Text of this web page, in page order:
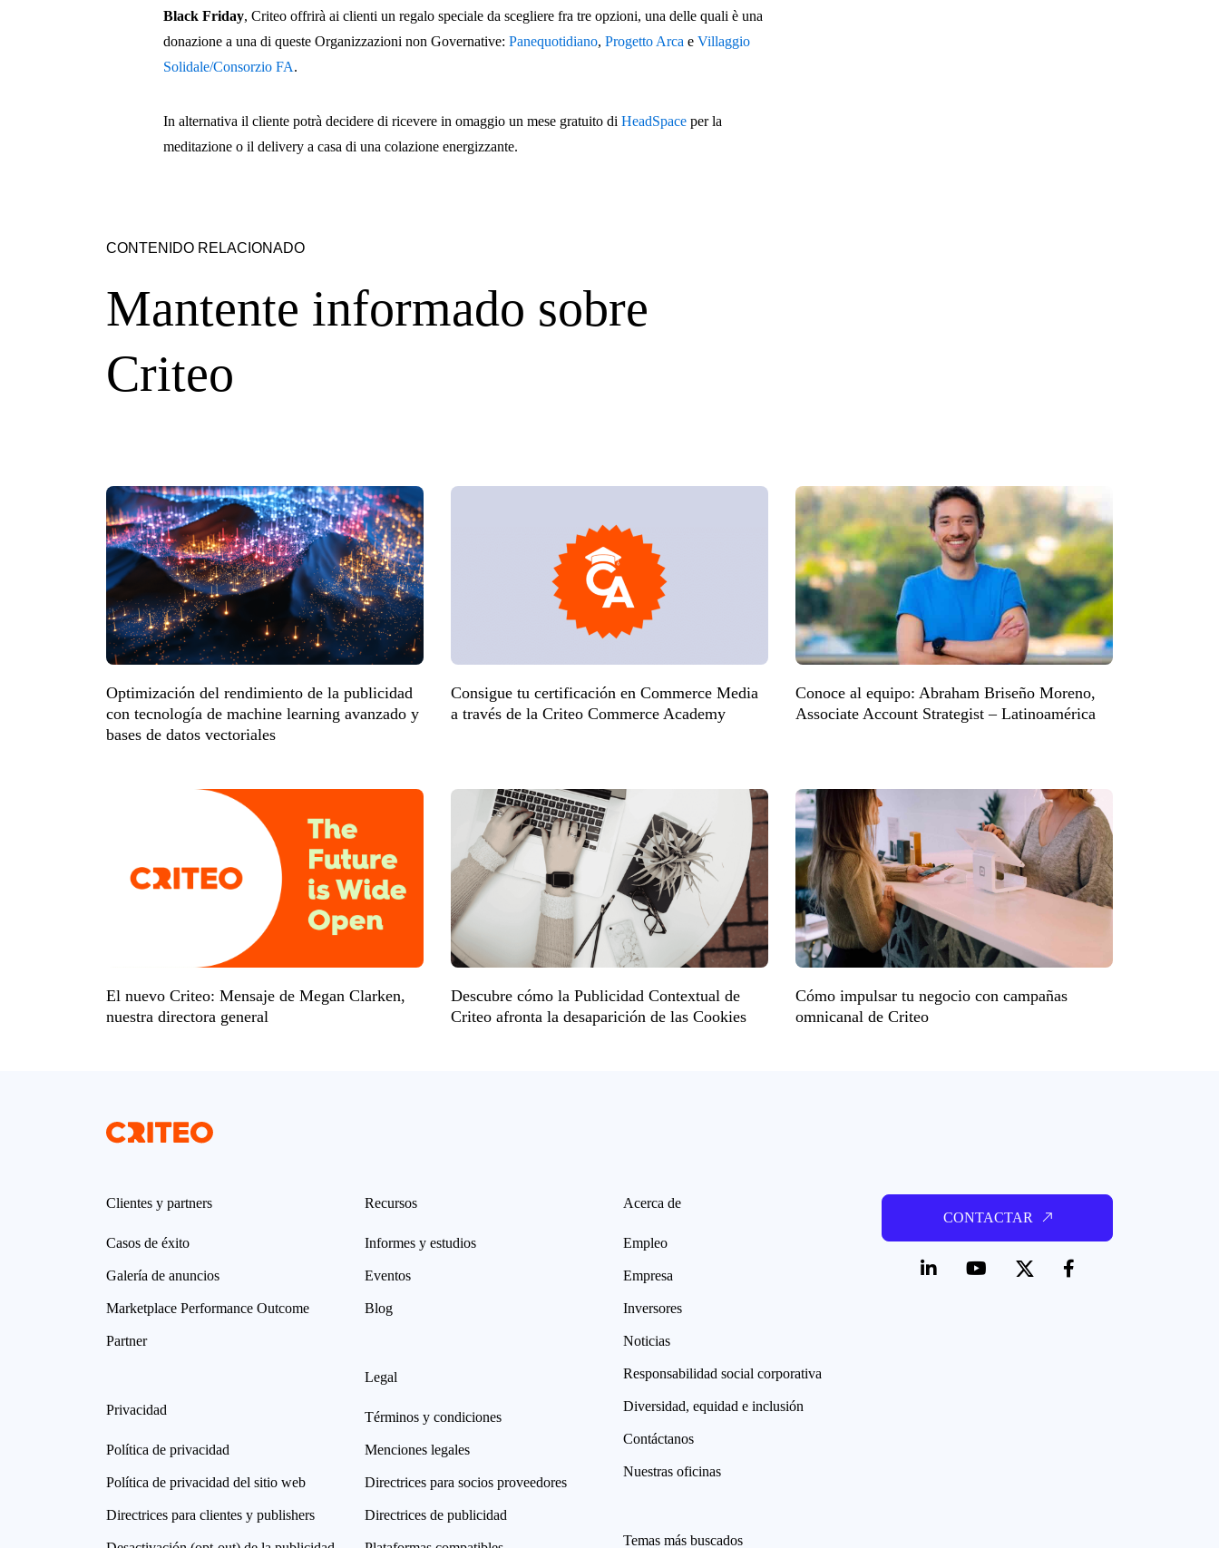
Black Friday, Criteo offrirà ai clienti un regalo speciale da scegliere fra tre opzioni, una delle quali è una
donazione a una di queste Organizzazioni non Governative:Panequotidiano,Progetto Arca eVillaggio
Solidale/Consorzio FA.
In alternativa il cliente potrà decidere di ricevere in omaggio un mese gratuito diHeadSpace per la
meditazione o il delivery a casa di una colazione energizzante.
CONTENIDO RELACIONADO
Mantente informado sobre
Criteo
Optimización del rendimiento de la publicidad
con tecnología de machine learning avanzado y
bases de datos vectoriales
Consigue tu certificación en Commerce Media
a través de la Criteo Commerce Academy
Conoce al equipo: Abraham Briseño Moreno,
Associate Account Strategist – Latinoamérica
El nuevo Criteo: Mensaje de Megan Clarken,
nuestra directora general
Descubre cómo la Publicidad Contextual de
Criteo afronta la desaparición de las Cookies
Cómo impulsar tu negocio con campañas
omnicanal de Criteo
Clientes y partners
Casos de éxito
Galería de anuncios
Marketplace Performance Outcome
Partner
Privacidad
Política de privacidad
Política de privacidad del sitio web
Directrices para clientes y publishers
Recursos
Informes y estudios
Eventos
Blog
Legal
Términos y condiciones
Menciones legales
Directrices para socios proveedores
Directrices de publicidad
Acerca de
Empleo
Empresa
Inversores
Noticias
Responsabilidad social corporativa
Diversidad, equidad e inclusión
Contáctanos
Nuestras oficinas
Temas más buscados
CONTACTAR